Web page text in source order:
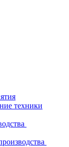
техники